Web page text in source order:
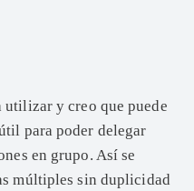
utilizar y creo que puede
para poder delegar
en grupo. Así se
múltiples sin duplicidad